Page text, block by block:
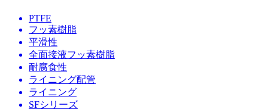
PTFE
フッ素樹脂
平滑性
全面接液フッ素樹脂
耐腐食性
ライニング配管
ライニング
SFシリーズ